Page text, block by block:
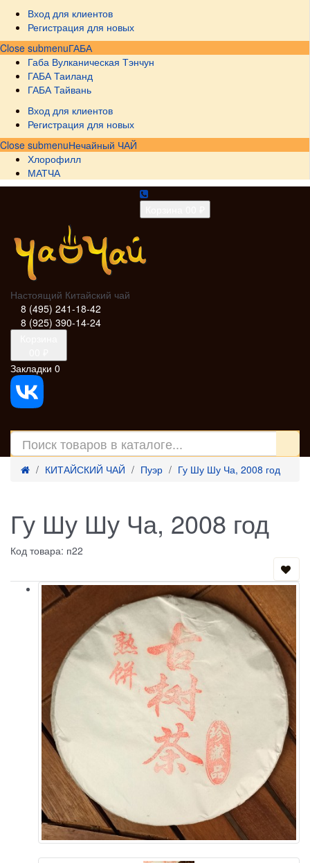
Вход для клиентов
Регистрация для новых
Close submenuГАБА
Габа Вулканическая Тэнчун
ГАБА Таиланд
ГАБА Тайвань
Вход для клиентов
Регистрация для новых
Close submenuНечайный ЧАЙ
Хлорофилл
МАТЧА
Настоящий Китайский чай
8 (495) 241-18-42
8 (925) 390-14-24
Закладки 0
КИТАЙСКИЙ ЧАЙ Пуэр Гу Шу Шу Ча, 2008 год
Гу Шу Шу Ча, 2008 год
Код товара: п22